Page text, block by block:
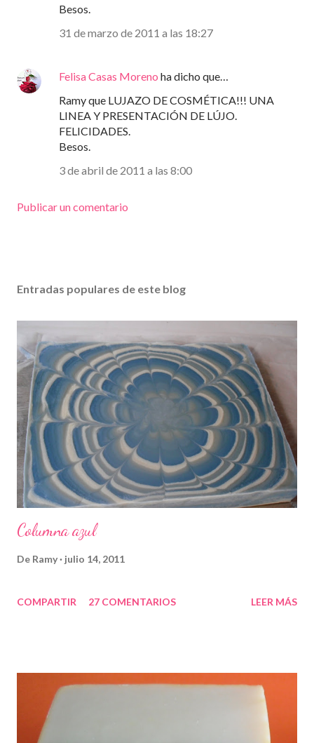
Besos.
31 de marzo de 2011 a las 18:27
Felisa Casas Moreno ha dicho que…
Ramy que LUJAZO DE COSMÉTICA!!! UNA
LINEA Y PRESENTACIÓN DE LÚJO.
FELICIDADES.
Besos.
3 de abril de 2011 a las 8:00
Publicar un comentario
Entradas populares de este blog
Columna azul
De Ramy julio 14, 2011
COMPARTIR 27 COMENTARIOS LEER MÁS